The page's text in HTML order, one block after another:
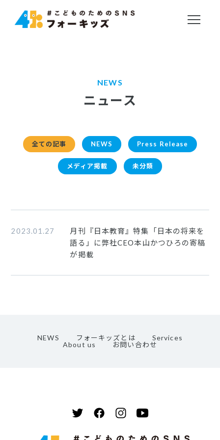
NEWS
ニュース
全ての記事 NEWS Press Release
メディア掲載 未分類
2023.01.27
月刊『日本教育』特集「日本の将来を
語る」に弊社CEO本山かつひろの寄稿
が掲載
NEWS フォーキッズとは
Services
About us
お問い合わせ